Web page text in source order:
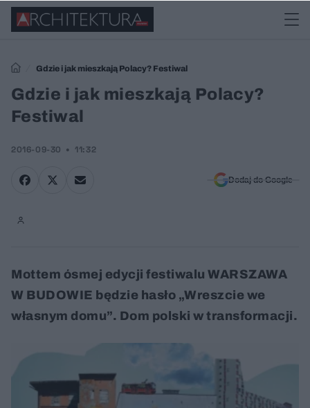
Gdzie i jak mieszkają Polacy? Festiwal
Gdzie i jak mieszkają Polacy?
Festiwal
2016-09-30 11:32
Dodaj do Google
Mottem ósmej edycji festiwalu WARSZAWA
W BUDOWIE będzie hasło „Wreszcie we
własnym domu”. Dom polski w transformacji.